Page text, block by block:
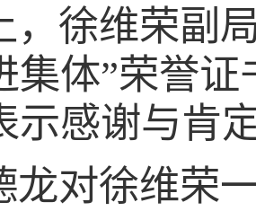
，徐维荣副
集体”荣誉
示感谢与肯
龙对徐维荣